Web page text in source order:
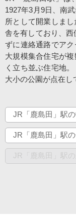
1927年3月9日、南
所として開業しま
舎を有しており、
ずに連絡通路でア
大規模集合住宅が
く立ち並ぶ住宅地
大小の公園が点在し
JR「鹿島田」駅
JR「鹿島田」駅
JR「鹿島田」駅